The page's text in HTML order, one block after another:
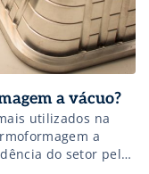
a vácuo?
utilizados na
a
do setor pela